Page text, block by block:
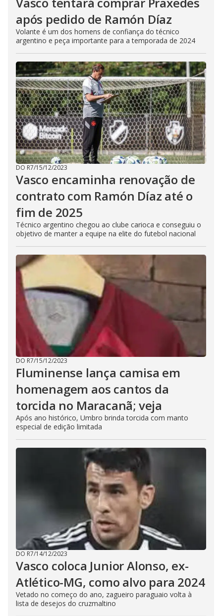
após pedido de Ramón Díaz
Volante é um dos homens de confiança do técnico
argentino e peça importante para a temporada de 2024
DO R7/15/12/2023
Vasco encaminha renovação de
contrato com Ramón Díaz até o
fim de 2025
Técnico argentino chegou ao clube carioca e conseguiu o
objetivo de manter a equipe na elite do futebol nacional
DO R7/15/12/2023
Fluminense lança camisa em
homenagem aos cantos da
torcida no Maracanã; veja
Após ano histórico, Umbro brinda torcida com manto
especial de edição limitada
DO R7/14/12/2023
Vasco coloca Junior Alonso, ex-
Atlético-MG, como alvo para 2024
Vetado no começo do ano, zagueiro paraguaio volta à
lista de desejos do cruzmaltino